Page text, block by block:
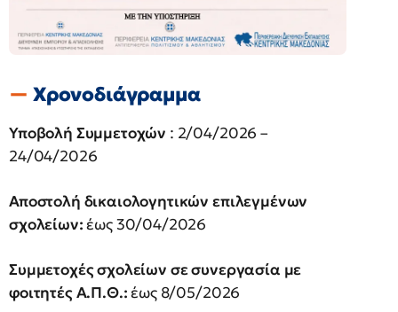
Χρονοδιάγραμμα
Υποβολή Συμμετοχών : 2/04/2026 –
24/04/2026
Αποστολή δικαιολογητικών επιλεγμένων
σχολείων:έως 30/04/2026
Συμμετοχές σχολείων σε συνεργασία με
φοιτητές Α.Π.Θ.:έως 8/05/2026